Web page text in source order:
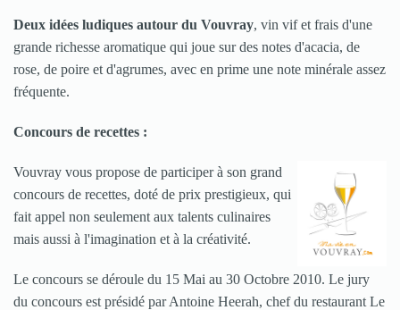
Deux idées ludiques autour du Vouvray, vin vif et frais d'une
grande richesse aromatique qui joue sur des notes d'acacia, de
rose, de poire et d'agrumes, avec en prime une note minérale assez
fréquente.
Concours de recettes :
Vouvray vous propose de participer à son grand
concours de recettes, doté de prix prestigieux, qui
fait appel non seulement aux talents culinaires
mais aussi à l'imagination et à la créativité.
Le concours se déroule du 15 Mai au 30 Octobre 2010. Le jury
du concours est présidé par Antoine Heerah, chef du restaurant Le